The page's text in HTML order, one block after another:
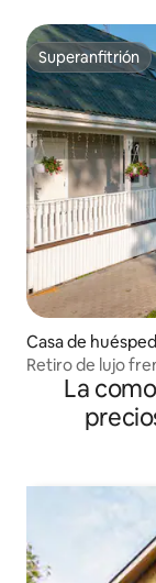
Superanfitrión
Superanfitrión
Casa de
Retiro de lujo
saunaLa